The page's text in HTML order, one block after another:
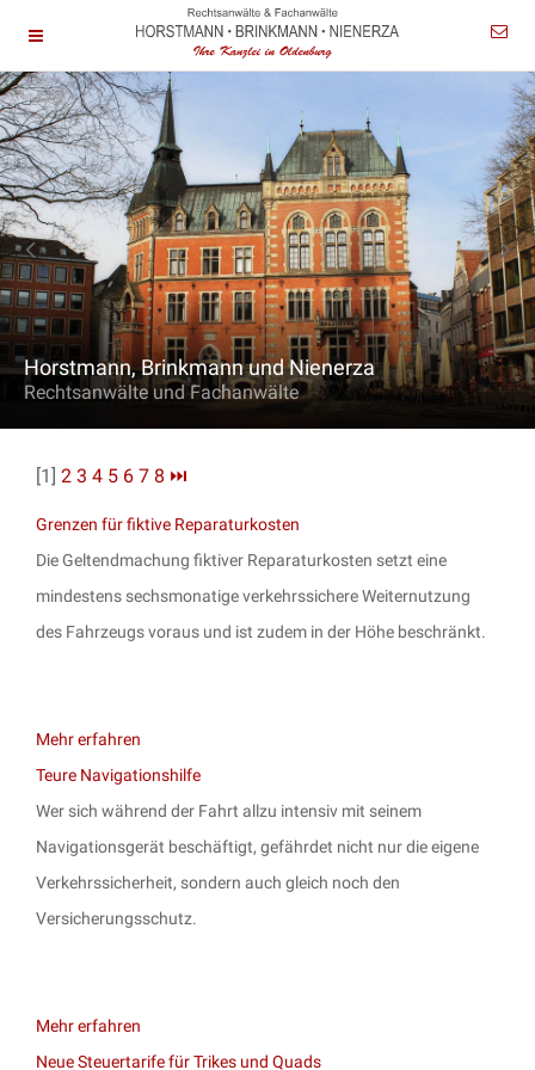
Horstmann, Brinkmann und Nienerza
Rechtsanwälte und Fachanwälte
[1] 2 3 4 5 6 7 8 ⏭
Grenzen für fiktive Reparaturkosten
Die Geltendmachung fiktiver Reparaturkosten setzt eine
mindestens sechsmonatige verkehrssichere Weiternutzung
des Fahrzeugs voraus und ist zudem in der Höhe beschränkt.
Mehr erfahren
Teure Navigationshilfe
Wer sich während der Fahrt allzu intensiv mit seinem
Navigationsgerät beschäftigt, gefährdet nicht nur die eigene
Verkehrssicherheit, sondern auch gleich noch den
Versicherungsschutz.
Mehr erfahren
Neue Steuertarife für Trikes und Quads